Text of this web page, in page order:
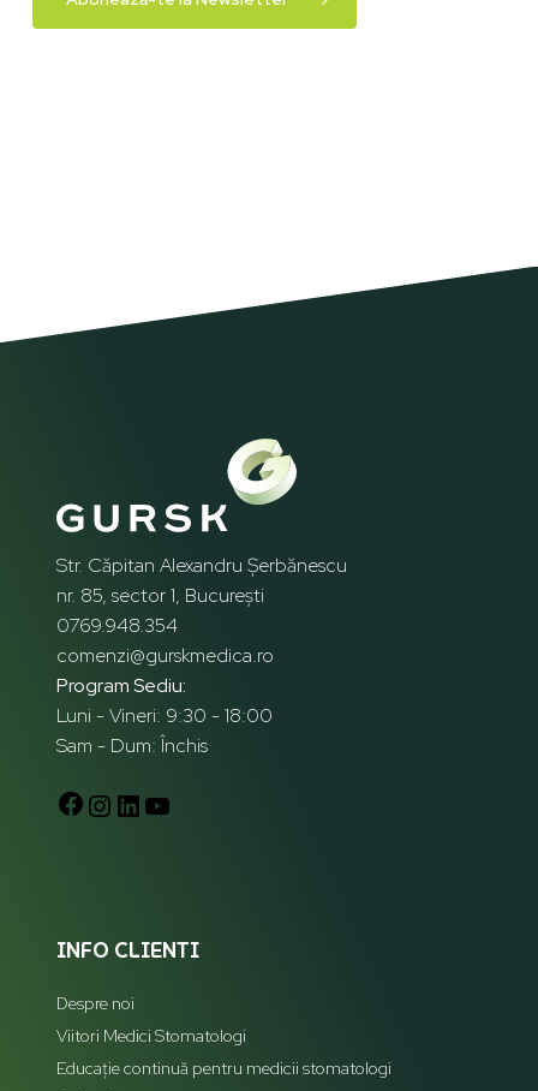
Str. Căpitan Alexandru Șerbănescu
nr. 85, sector 1, București
0769.948.354
comenzi@gurskmedica.ro
Program Sediu:
Luni - Vineri: 9:30 - 18:00
Sam - Dum: Închis
INFO CLIENTI
Despre noi
Viitori Medici Stomatologi
Educație continuă pentru medicii stomatologi